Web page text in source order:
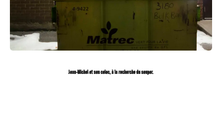
Jean-Michel et son coloc, à la recherche du souper.